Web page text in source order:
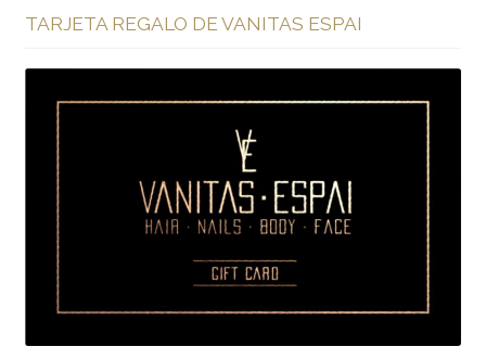
TARJETA REGALO DE VANITAS ESPAI